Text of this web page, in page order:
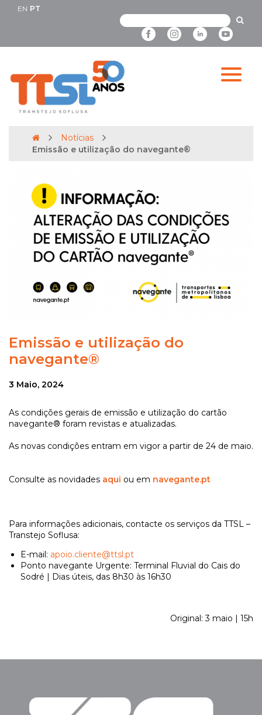
EN PT
Notícias
Emissão e utilização do navegante®
Emissão e utilização do
navegante®
3 Maio, 2024
As condições gerais de emissão e utilização do cartão
navegante® foram revistas e atualizadas.
As novas condições entram em vigor a partir de 24 de maio.
Consulte as novidades aqui ou em navegante.pt
Para informações adicionais, contacte os serviços da TTSL –
Transtejo Soflusa:
E-mail: apoio.cliente@ttsl.pt
Ponto navegante Urgente: Terminal Fluvial do Cais do
Sodré | Dias úteis, das 8h30 às 16h30
Original: 3 maio | 15h